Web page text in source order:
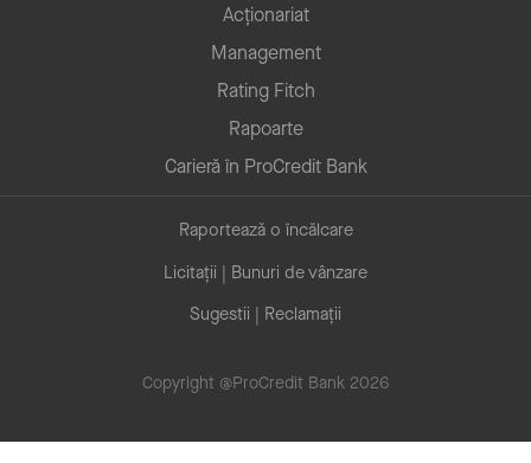
Acționariat
Management
Rating Fitch
Rapoarte
Carieră în ProCredit Bank
Copyright @ProCredit Bank 2026
Raportează o încălcare
Licitații | Bunuri de vânzare
Sugestii | Reclamații